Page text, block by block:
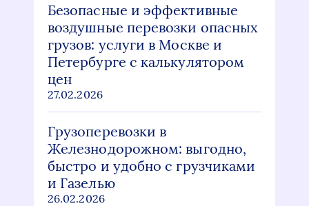
Безопасные и эффективные
воздушные перевозки опасных
грузов: услуги в Москве и
Петербурге с калькулятором
цен
27.02.2026
Грузоперевозки в
Железнодорожном: выгодно,
быстро и удобно с грузчиками
и Газелью
26.02.2026